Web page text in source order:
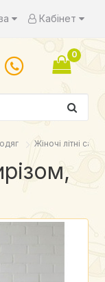
Кабінет
0
Жіночі літні